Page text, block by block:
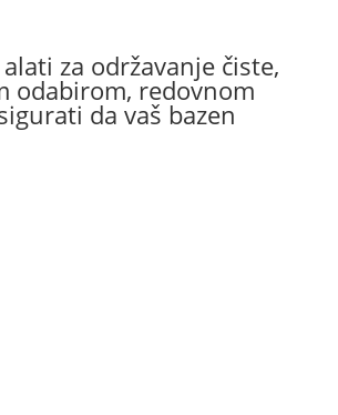
za održavanje čiste,
odabirom, redovnom
da vaš bazen